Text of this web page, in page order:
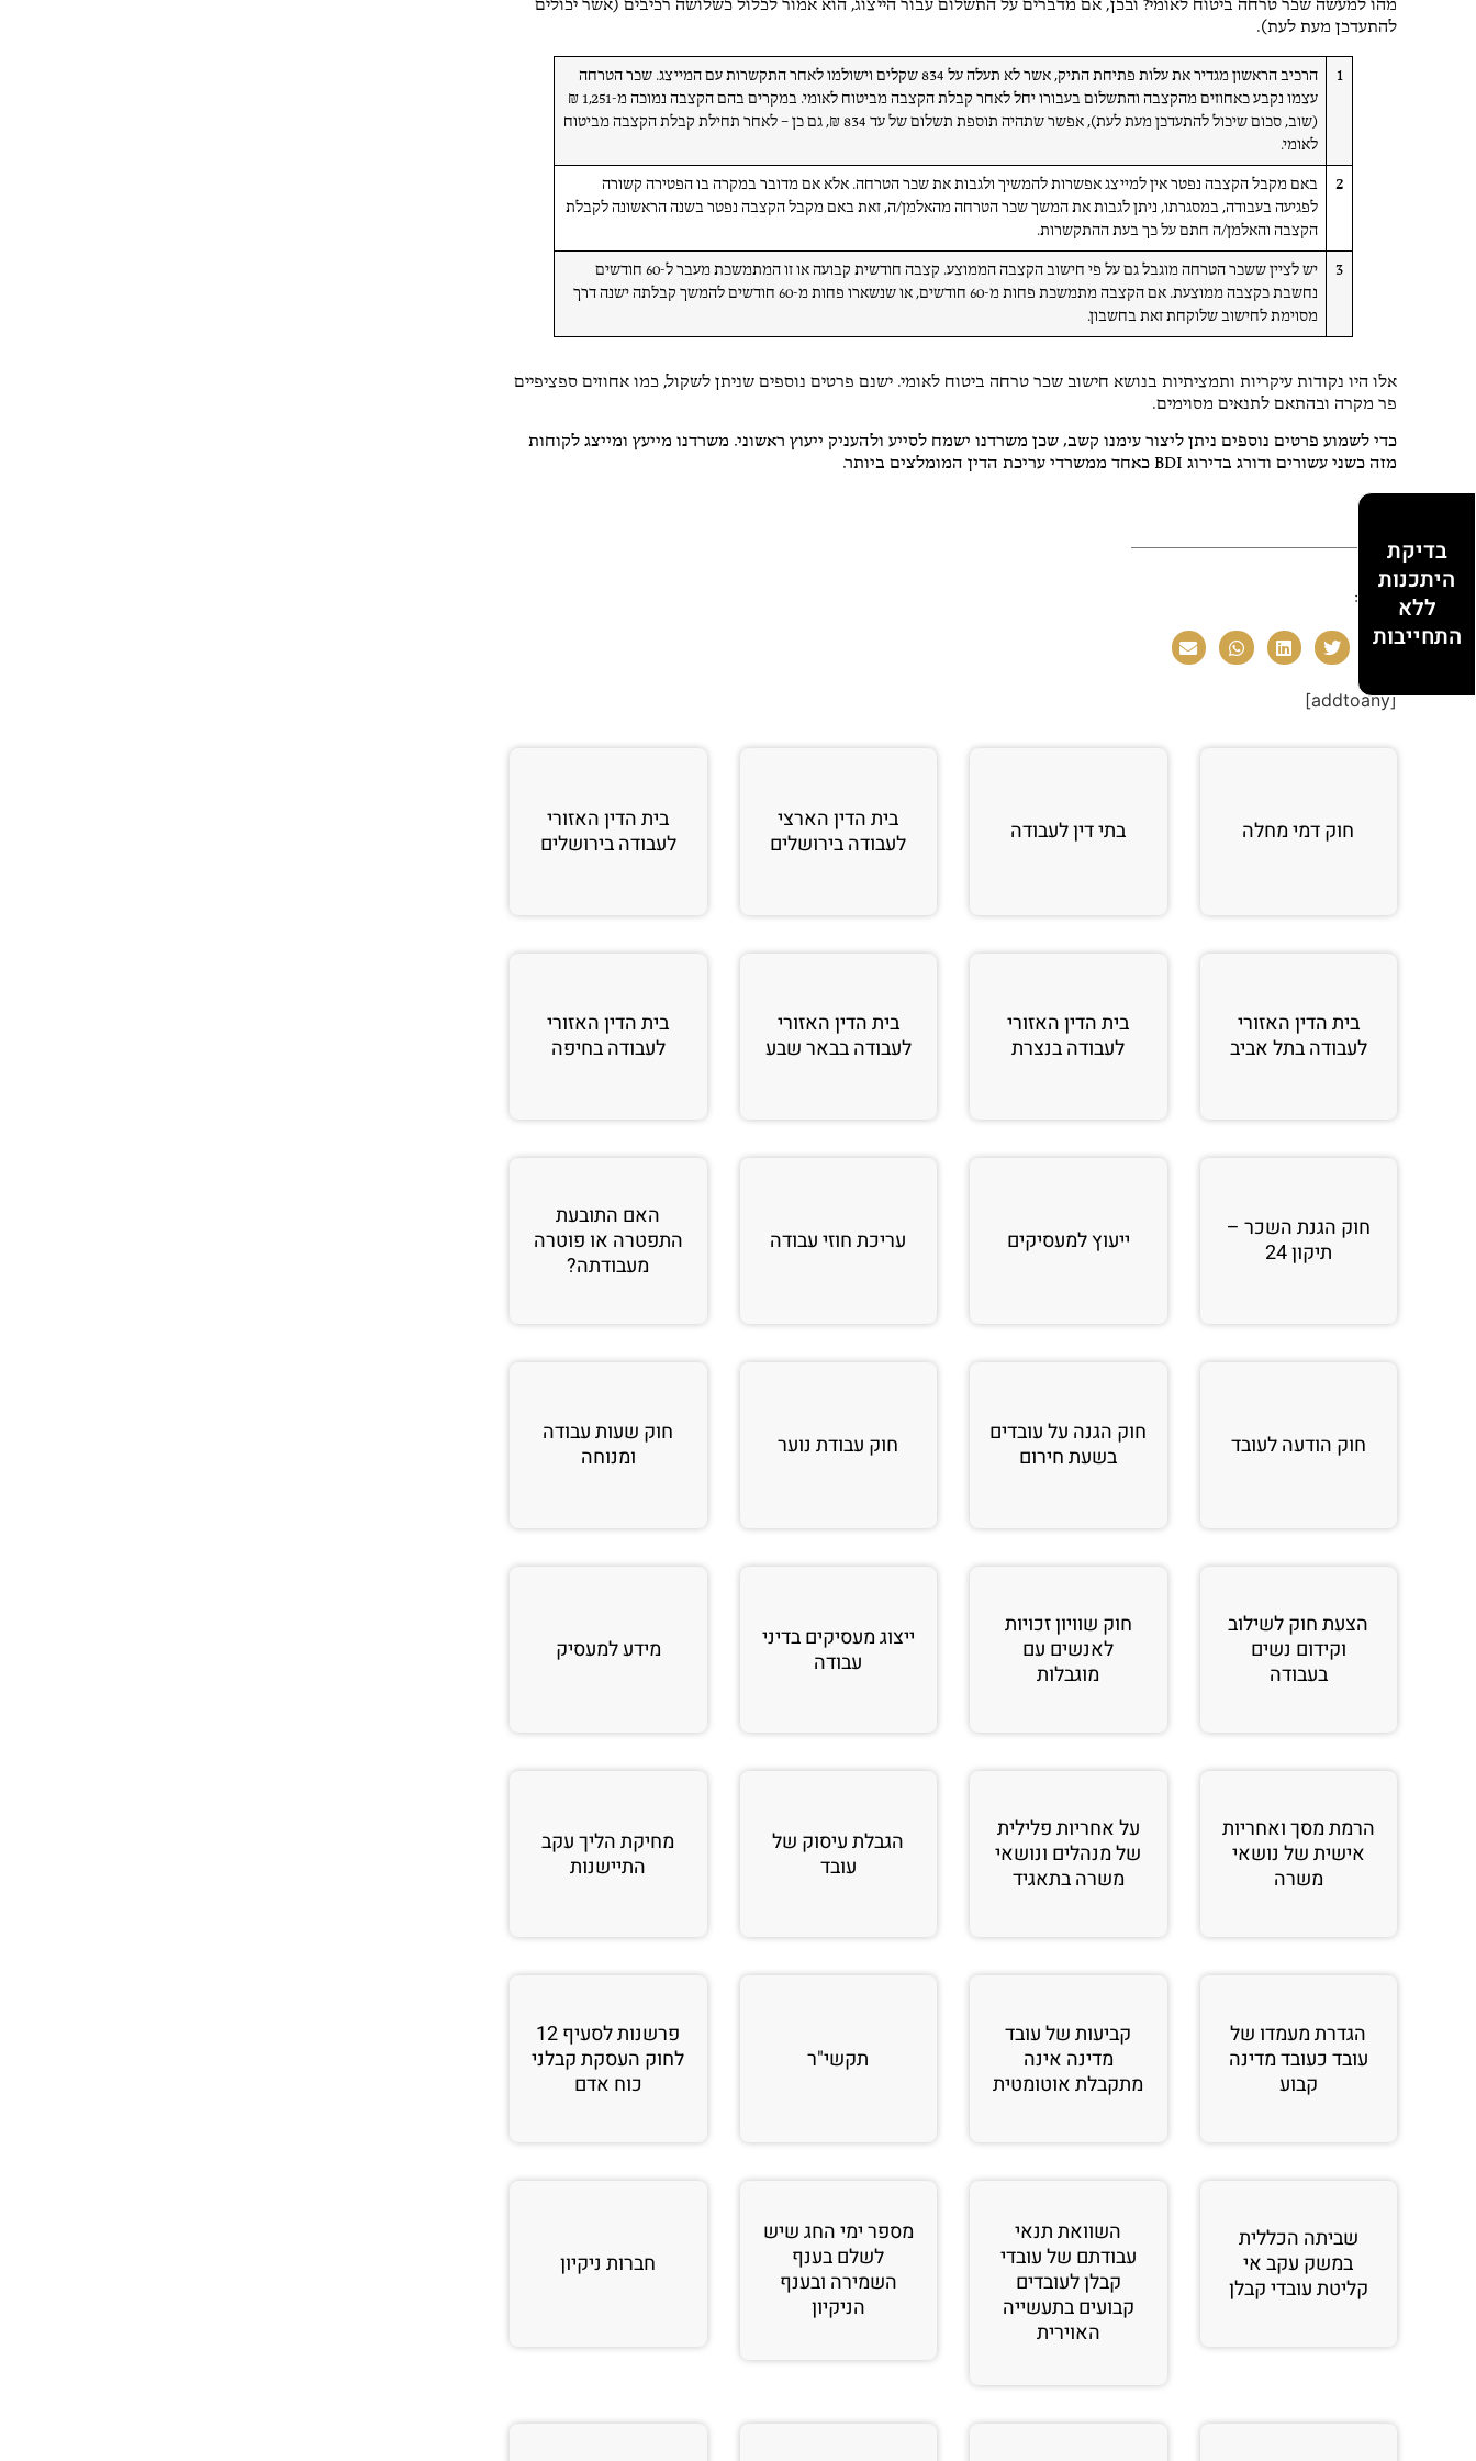
בדיקת
היתכנות
ללא
התחייבות
מהו למעשה שכר טרחה ביטוח לאומי? ובכן, אם מדברים על התשלום עבור הייצוג, הוא אמור לכלול כשלושה רכיבים (אשר יכולים
להתעדכן מעת לעת).
1
הרכיב הראשון מגדיר את עלות פתיחת התיק, אשר לא תעלה על 834 שקלים וישולמו לאחר התקשרות עם המייצג. שכר הטרחה
עצמו נקבע כאחוזים מהקצבה והתשלום בעבורו יחל לאחר קבלת הקצבה מביטוח לאומי. במקרים בהם הקצבה נמוכה מ-1,251 ₪
(שוב, סכום שיכול להתעדכן מעת לעת), אפשר שתהיה תוספת תשלום של עד 834 ₪, גם כן – לאחר תחילת קבלת הקצבה מביטוח
לאומי.
2
באם מקבל הקצבה נפטר אין למייצג אפשרות להמשיך ולגבות את שכר הטרחה. אלא אם מדובר במקרה בו הפטירה קשורה
לפגיעה בעבודה, במסגרתו, ניתן לגבות את המשך שכר הטרחה מהאלמן/ה, זאת באם מקבל הקצבה נפטר בשנה הראשונה לקבלת
הקצבה והאלמן/ה חתם על כך בעת ההתקשרות.
3
יש לציין ששכר הטרחה מוגבל גם על פי חישוב הקצבה הממוצע. קצבה חודשית קבועה או זו המתמשכת מעבר ל-60 חודשים
נחשבת כקצבה ממוצעת. אם הקצבה מתמשכת פחות מ-60 חודשים, או שנשארו פחות מ-60 חודשים להמשך קבלתה ישנה דרך
מסוימת לחישוב שלוקחת זאת בחשבון.
אלו היו נקודות עיקריות ותמציתיות בנושא חישוב שכר טרחה ביטוח לאומי. ישנם פרטים נוספים שניתן לשקול, כמו אחוזים ספציפיים
פר מקרה ובהתאם לתנאים מסוימים.
כדי לשמוע פרטים נוספים ניתן ליצור עימנו קשב, שכן משרדנו ישמח לסייע ולהעניק ייעוץ ראשוני. משרדנו מייעץ ומייצג לקוחות
מזה כשני עשורים ודורג בדירוג BDI כאחד ממשרדי עריכת הדין המומלצים ביותר.
שתפו:
[addtoany]
חוק דמי מחלה בתי דין לעבודה
בית הדין הארצי
לעבודה בירושלים
בית הדין האזורי
לעבודה בירושלים
בית הדין האזורי
לעבודה בתל אביב
בית הדין האזורי
לעבודה בנצרת
בית הדין האזורי
לעבודה בבאר שבע
בית הדין האזורי
לעבודה בחיפה
חוק הגנת השכר –
תיקון 24
ייעוץ למעסיקים עריכת חוזי עבודה
האם התובעת
התפטרה או פוטרה
מעבודתה?
חוק הודעה לעובד
חוק הגנה על עובדים
בשעת חירום
חוק עבודת נוער
חוק שעות עבודה
ומנוחה
הצעת חוק לשילוב
וקידום נשים
בעבודה
חוק שוויון זכויות
לאנשים עם
מוגבלות
ייצוג מעסיקים בדיני
עבודה
מידע למעסיק
הרמת מסך ואחריות
אישית של נושאי
משרה
על אחריות פלילית
של מנהלים ונושאי
משרה בתאגיד
הגבלת עיסוק של
עובד
מחיקת הליך עקב
התיישנות
הגדרת מעמדו של
עובד כעובד מדינה
קבוע
קביעות של עובד
מדינה אינה
מתקבלת אוטומטית
תקשי"ר
פרשנות לסעיף 12
לחוק העסקת קבלני
כוח אדם
שביתה הכללית
במשק עקב אי
קליטת עובדי קבלן
השוואת תנאי
עבודתם של עובדי
קבלן לעובדים
קבועים בתעשייה
האוירית
מספר ימי החג שיש
לשלם בענף
השמירה ובענף
הניקיון
חברות ניקיון